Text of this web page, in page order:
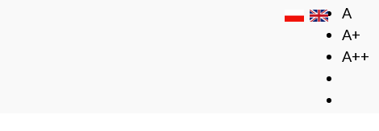
A
A+
A++